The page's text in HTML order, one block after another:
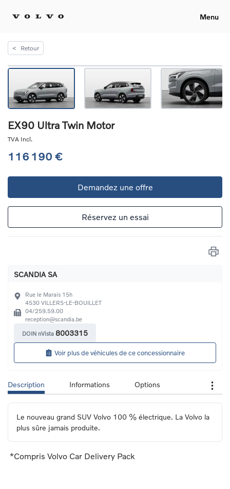
Menu
< Retour
EX90 Ultra Twin Motor
TVA Incl.
116 190 €
Demandez une offre
Réservez un essai
SCANDIA SA
Rue le Marais 15h
4530 VILLERS-LE-BOUILLET
04/259.59.00
reception@scandia.be
DOIN nVista 8003315
Voir plus de véhicules de ce concessionnaire
Description Informations Options
Le nouveau grand SUV Volvo 100 % électrique. La Volvo la
plus sûre jamais produite.
*Compris Volvo Car Delivery Pack